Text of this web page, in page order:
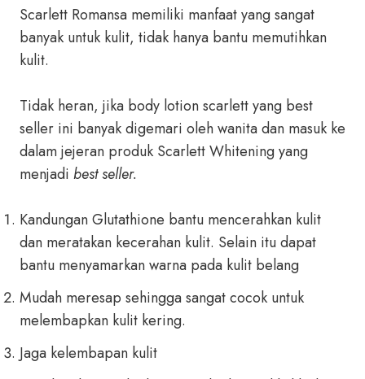
Scarlett Romansa memiliki manfaat yang sangat
banyak untuk kulit, tidak hanya bantu memutihkan
kulit.
Tidak heran, jika body lotion scarlett yang best
seller ini banyak digemari oleh wanita dan masuk ke
dalam jejeran produk Scarlett Whitening yang
menjadi best seller.
Kandungan Glutathione bantu mencerahkan kulit
dan meratakan kecerahan kulit. Selain itu dapat
bantu menyamarkan warna pada kulit belang
Mudah meresap sehingga sangat cocok untuk
melembapkan kulit kering.
Jaga kelembapan kulit